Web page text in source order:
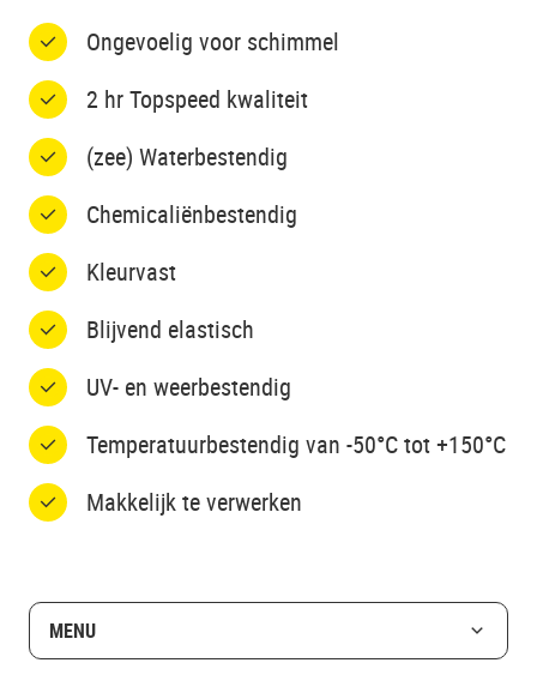
Ongevoelig voor schimmel
2 hr Topspeed kwaliteit
(zee) Waterbestendig
Chemicaliënbestendig
Kleurvast
Blijvend elastisch
UV- en weerbestendig
Temperatuurbestendig van -50°C tot +150°C
Makkelijk te verwerken
MENU